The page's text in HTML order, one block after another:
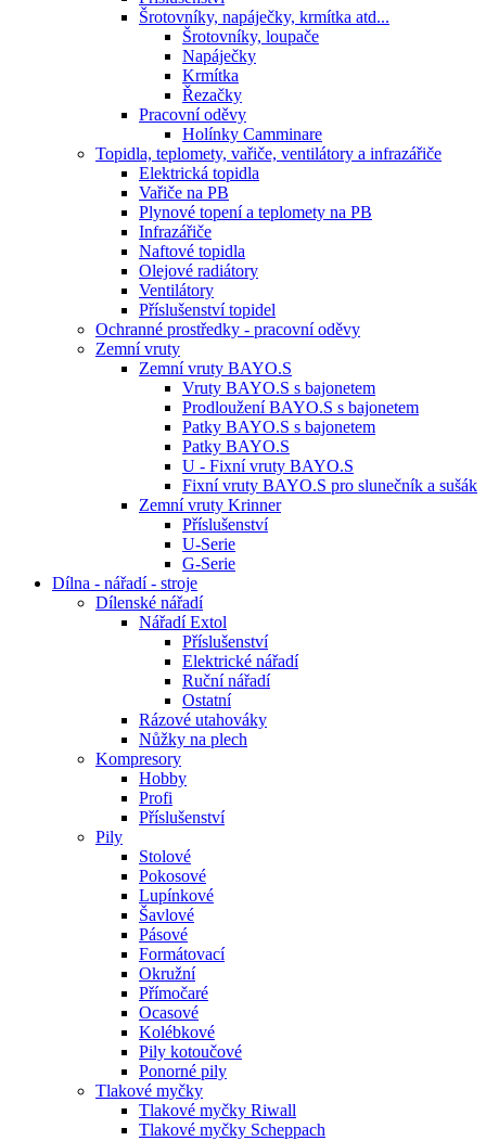
Šrotovníky, napáječky, krmítka atd...
Šrotovníky, loupače
Napáječky
Krmítka
Řezačky
Pracovní oděvy
Holínky Camminare
Topidla, teplomety, vařiče, ventilátory a infrazářiče
Elektrická topidla
Vařiče na PB
Plynové topení a teplomety na PB
Infrazářiče
Naftové topidla
Olejové radiátory
Ventilátory
Příslušenství topidel
Ochranné prostředky - pracovní oděvy
Zemní vruty
Zemní vruty BAYO.S
Vruty BAYO.S s bajonetem
Prodloužení BAYO.S s bajonetem
Patky BAYO.S s bajonetem
Patky BAYO.S
U - Fixní vruty BAYO.S
Fixní vruty BAYO.S pro slunečník a sušák
Zemní vruty Krinner
Příslušenství
U-Serie
G-Serie
Dílna - nářadí - stroje
Dílenské nářadí
Nářadí Extol
Příslušenství
Elektrické nářadí
Ruční nářadí
Ostatní
Rázové utahováky
Nůžky na plech
Kompresory
Hobby
Profi
Příslušenství
Pily
Stolové
Pokosové
Lupínkové
Šavlové
Pásové
Formátovací
Okružní
Přímočaré
Ocasové
Kolébkové
Pily kotoučové
Ponorné pily
Tlakové myčky
Tlakové myčky Riwall
Tlakové myčky Scheppach